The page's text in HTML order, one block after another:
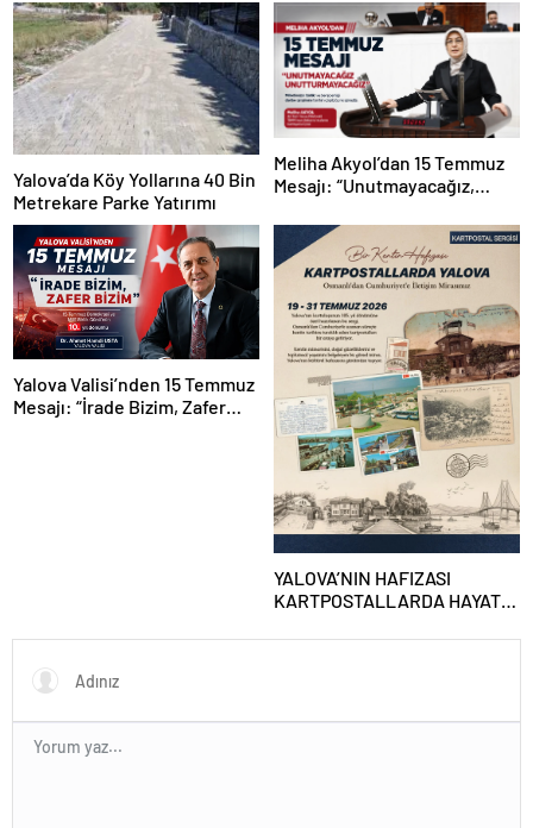
Yalova’da Köy Yollarına 40 Bin
Metrekare Parke Yatırımı
Meliha Akyol’dan 15 Temmuz
Mesajı: “Unutmayacağız,
Yalova Valisi’nden 15 Temmuz
Mesajı: “İrade Bizim, Zafer
YALOVA’NIN HAFIZASI
KARTPOSTALLARDA HAYAT